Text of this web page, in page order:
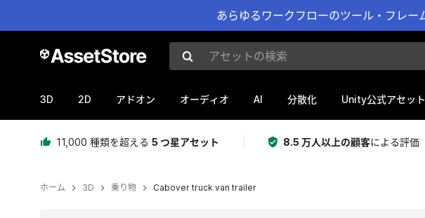
あらゆるワークフローのツール・フレ
アセットの検索
3D 2D アドオン オーディオ AI 分散化 Unity公式アセット
11,000 種類を超える 5 つ星アセット 8.5 万人以上の顧客による評価
ホーム 3D 乗り物 Cabover truck van trailer